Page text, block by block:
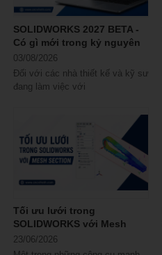
SOLIDWORKS 2027 BETA -
Có gì mới trong kỷ nguyên
AI
03/08/2026
Đối với các nhà thiết kế và kỹ sư
đang làm việc với
Tối ưu lưới trong
SOLIDWORKS với Mesh
Section
23/06/2026